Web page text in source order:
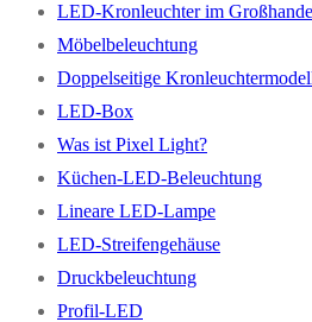
LED-Kronleuchter im
Möbelbeleuchtung
Doppelseitige
LED-Box
Was ist Pixel Light?
Küchen-LED-Beleuchtung
Lineare LED-Lampe
LED-Streifengehäuse
Druckbeleuchtung
Profil-LED